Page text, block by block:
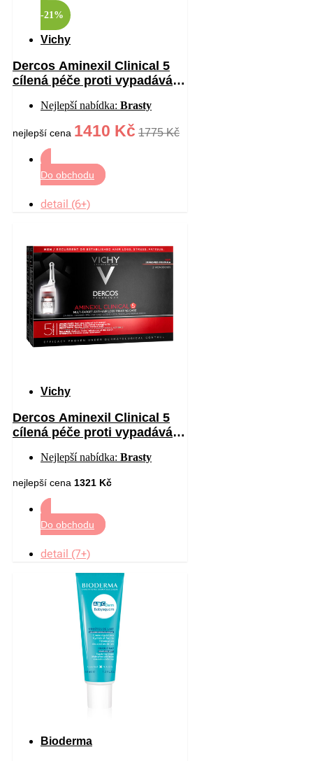
-21%
Vichy
Dercos Aminexil Clinical 5
cílená péče proti vypadávání
Nejlepší nabídka: Brasty
nejlepší cena 1410 Kč 1775 Kč
Do obchodu
detail (6+)
Vichy
Dercos Aminexil Clinical 5
cílená péče proti vypadávání
Nejlepší nabídka: Brasty
nejlepší cena 1321 Kč
Do obchodu
detail (7+)
Bioderma